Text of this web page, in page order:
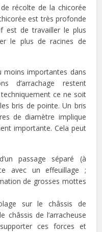
récolte de la chicorée
est très profonde
est de travailler le plus
le plus de racines de
moins importantes dans
d’arrachage restent
ce ne soit
bris de pointe. Un bris
de diamètre implique
importante. Cela peut
passage séparé (à
avec un effeuillage ;
de grosses mottes
sur le châssis de
châssis de l’arracheuse
ces forces et